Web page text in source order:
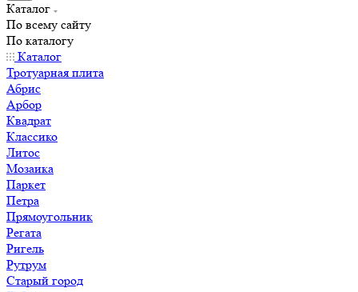
Каталог
По всему сайту
По каталогу
Каталог
Тротуарная плита
Абрис
Арбор
Квадрат
Классико
Литос
Мозаика
Паркет
Петра
Прямоугольник
Регата
Ригель
Рутрум
Старый город